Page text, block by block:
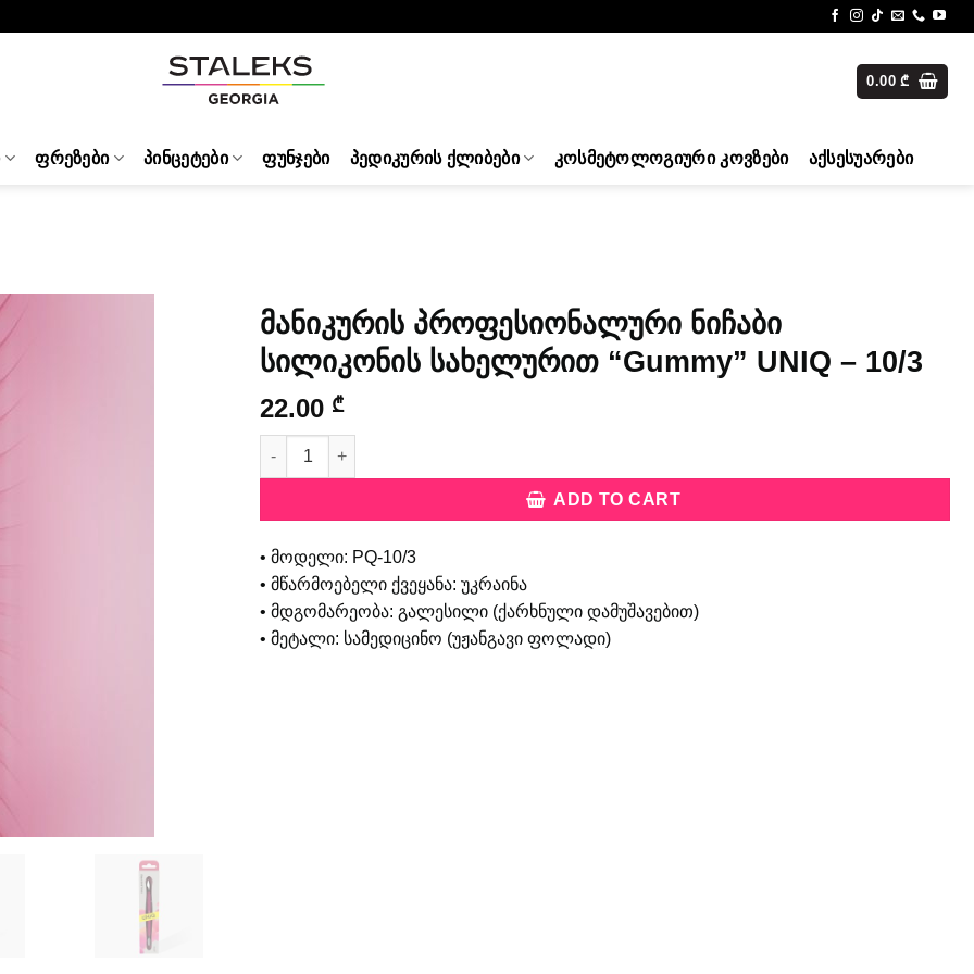
0.00₾
ᲤᲠᲔᲖᲔᲑᲘ ᲞᲘᲜᲪᲔᲢᲔᲑᲘ ᲤᲣᲜᲯᲔᲑᲘ ᲞᲔᲓᲘᲙᲣᲠᲘᲡ ᲥᲚᲘᲑᲔᲑᲘ ᲙᲝᲡᲛᲔᲢᲝᲚᲝᲒᲘᲣᲠᲘ ᲙᲝᲕᲖᲔᲑᲘ ᲐᲥᲡᲔᲡᲣᲐᲠᲔᲑᲘ
მანიკურის პროფესიონალური ნიჩაბი
სილიკონის სახელურით “Gummy” UNIQ – 10/3
22.00 ₾
მანიკურის პროფესიონალური ნიჩაბი სილიკონის სახელურით "Gummy" UNIQ - 10/3 quantity
ADD TO CART
• მოდელი: PQ-10/3
• მწარმოებელი ქვეყანა: უკრაინა
• მდგომარეობა: გალესილი (ქარხნული დამუშავებით)
• მეტალი: სამედიცინო (უჟანგავი ფოლადი)